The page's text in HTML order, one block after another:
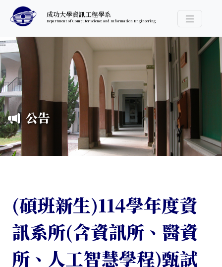
跳至中央內容區塊
成功大學資訊工程學系
Department of Computer Science and Information Engineering
導覽選
:::
公告
(碩班新生)114學年度資
訊系所(含資訊所、醫資
所、人工智慧學程)甄試